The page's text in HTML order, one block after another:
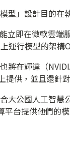
型」設計目的在
立即在微軟雲端
運行模型的架構
將在輝達（
供，並且還針
大公國人工智慧
平台提供他們的